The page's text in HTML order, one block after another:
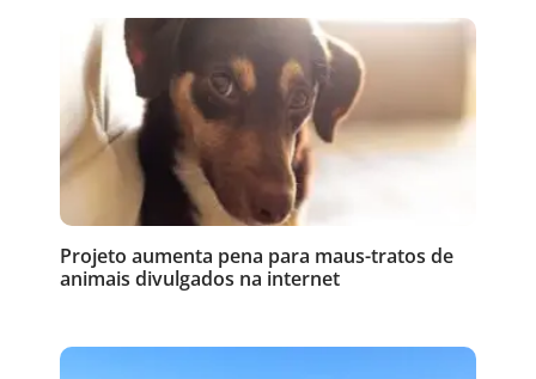
Projeto aumenta pena para maus-tratos de
animais divulgados na internet